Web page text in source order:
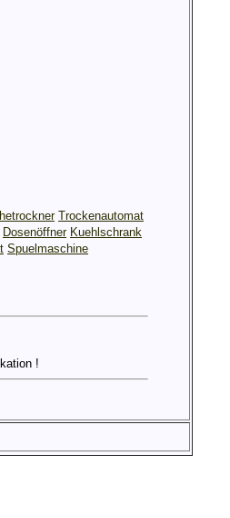
Trockenautomat
Dosenöffner Kuehlschrank
Spuelmaschine
!